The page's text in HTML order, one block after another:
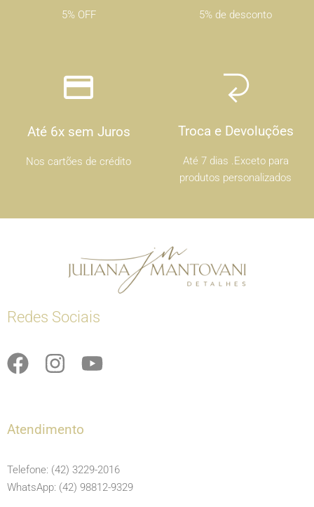
5% OFF 5% de desconto
Até 6x sem Juros
Nos cartões de crédito
Troca e Devoluções
Até 7 dias .Exceto para
produtos personalizados
Redes Sociais
F
e
o
o
I
t
g
r
Y
b
e
Atendimento
Telefone: (42) 3229-2016
WhatsApp: (42) 98812-9329